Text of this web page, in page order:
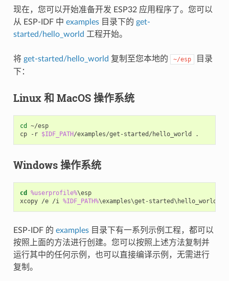
现在，您可以开始准备开发 ESP32 应用程序了。您可以
从 ESP-IDF 中 examples目录下的 get-
started/hello_world 工程开始。
将 get-started/hello_world 复制至您本地的 ~/esp
目录
下：
Linux 和 MacOS 操作系统
cd
~/esp
cp -r $IDF_PATH
Windows 操作系统
cd %userprofile%\esp
xcopy /e /i %IDF_PATH%
ESP-IDF 的 examples目录下有一系列示例工程，都可以
按照上面的方法进行创建。您可以按照上述方法复制并
运行其中的任何示例，也可以直接编译示例，无需进行
复制。